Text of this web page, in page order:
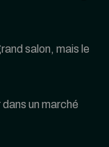
salon, mais le
un marché